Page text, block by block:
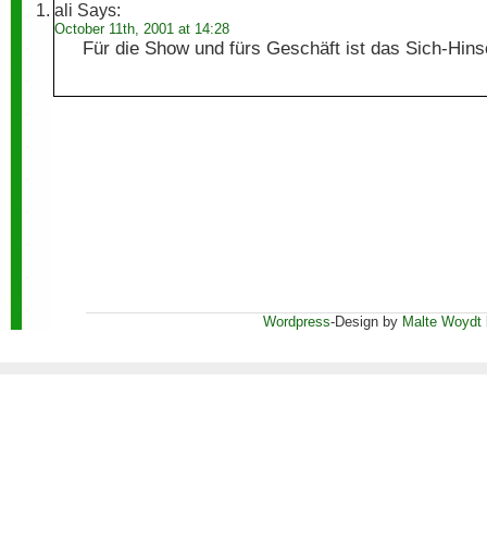
ali Says:
October 11th, 2001 at 14:28
Für die Show und fürs Geschäft ist das Sich-
Wordpress-Design by Malte Woydt